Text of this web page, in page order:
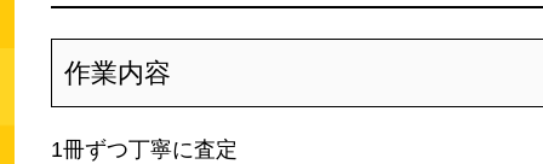
作業内容
1冊ずつ丁寧に査定